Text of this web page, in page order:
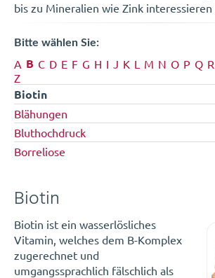
bis zu Mineralien wie Zink
Bitte wählen Sie:
A B C D E F G H I J K L M N O P Q R
Z
Biotin
Blähungen
Bluthochdruck
Borreliose
Biotin
Biotin ist ein wasserlösliches
Vitamin, welches dem B-Komplex
zugerechnet und
umgangssprachlich fälschlich als